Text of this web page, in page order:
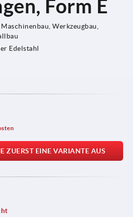
Form E
Werkzeugbau,
Edelstahl
ZUERST EINE VARIANTE AUS